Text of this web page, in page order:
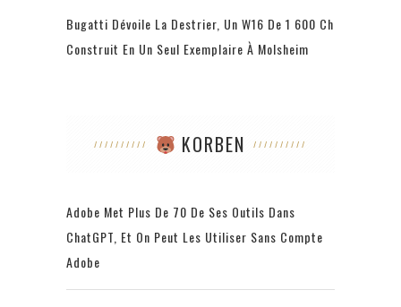
Bugatti Dévoile La Destrier, Un W16 De 1 600 Ch
Construit En Un Seul Exemplaire À Molsheim
KORBEN
Adobe Met Plus De 70 De Ses Outils Dans
ChatGPT, Et On Peut Les Utiliser Sans Compte
Adobe